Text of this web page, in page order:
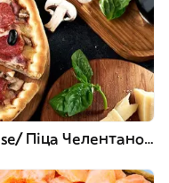
Pizza Celentano/ Potato House/ Піца Челентано/Картопляна хата